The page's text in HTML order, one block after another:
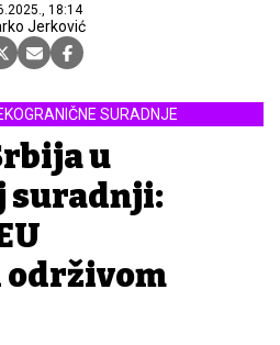
18:14
Jerković
SURADNJE
u
suradnji:
održivom